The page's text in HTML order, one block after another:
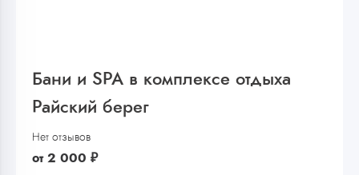
Бани и SPA в комплексе отдыха
Райский берег
Нет отзывов
от 2 000 ₽